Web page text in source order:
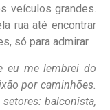
veículos grandes.
rua até encontrar
só para admirar.
eu me lembrei do
por caminhões.
balconista,